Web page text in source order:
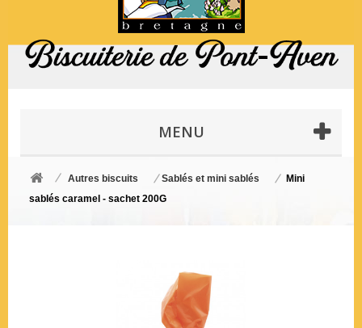
MENU
Autres biscuits Sablés et mini sablés
Mini
sablés caramel - sachet 200G